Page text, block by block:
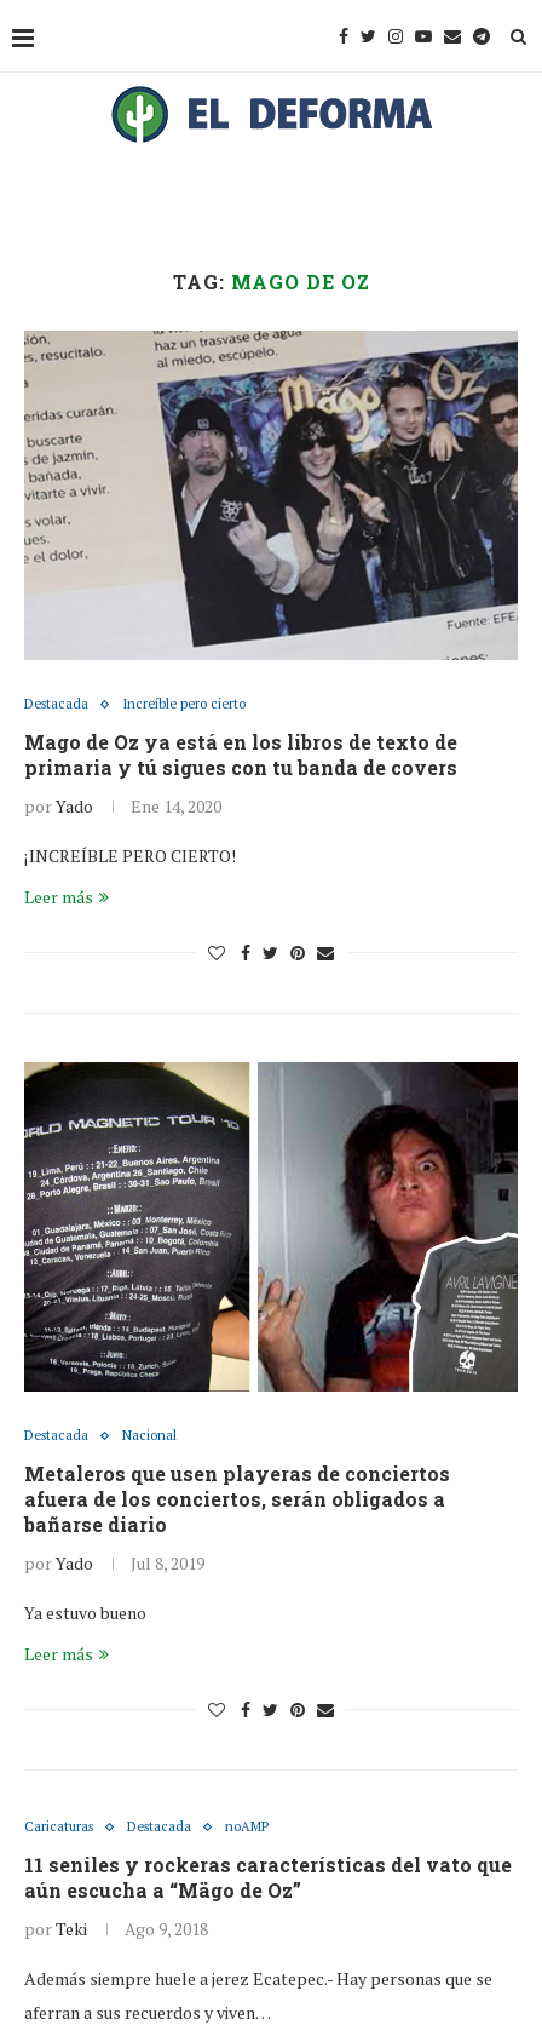
TAG: MAGO DE OZ
Destacada Increíble pero cierto
Mago de Oz ya está en los libros de texto de
primaria y tú sigues con tu banda de covers
porYado Ene 14, 2020
¡INCREÍBLE PERO CIERTO!
Leer más
Destacada Nacional
Metaleros que usen playeras de conciertos
afuera de los conciertos, serán obligados a
bañarse diario
porYado Jul 8, 2019
Ya estuvo bueno
Leer más
Caricaturas Destacada noAMP
11 seniles y rockeras características del vato que
aún escucha a “Mägo de Oz”
porTeki Ago 9, 2018
Además siempre huele a jerez Ecatepec.- Hay personas que se
aferran a sus recuerdos y viven…